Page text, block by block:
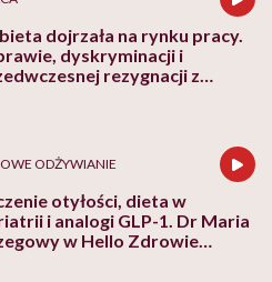
dojrzała na rynku pracy.
dyskryminacji i
rezygnacji z
ODŻYWIANIE
otyłości, dieta w
i analogi GLP-1. Dr Maria
w Hello Zdrowie